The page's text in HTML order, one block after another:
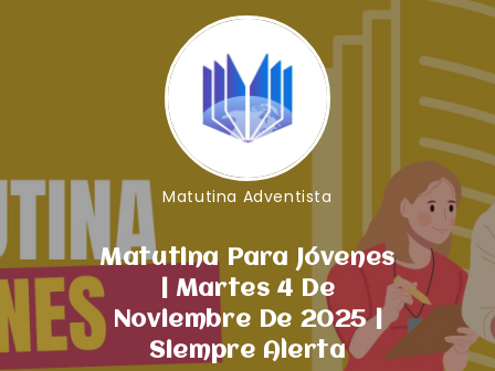
Matutina Adventista
Matutina Para Jóvenes
| Martes 4 De
Noviembre De 2025 |
Siempre Alerta